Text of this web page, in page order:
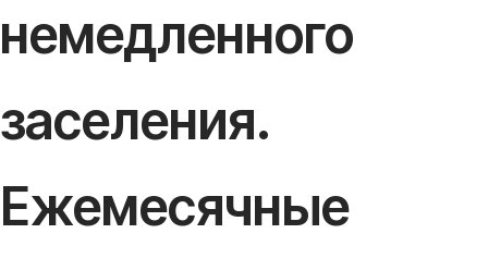
немедленного
заселения.
Ежемесячные